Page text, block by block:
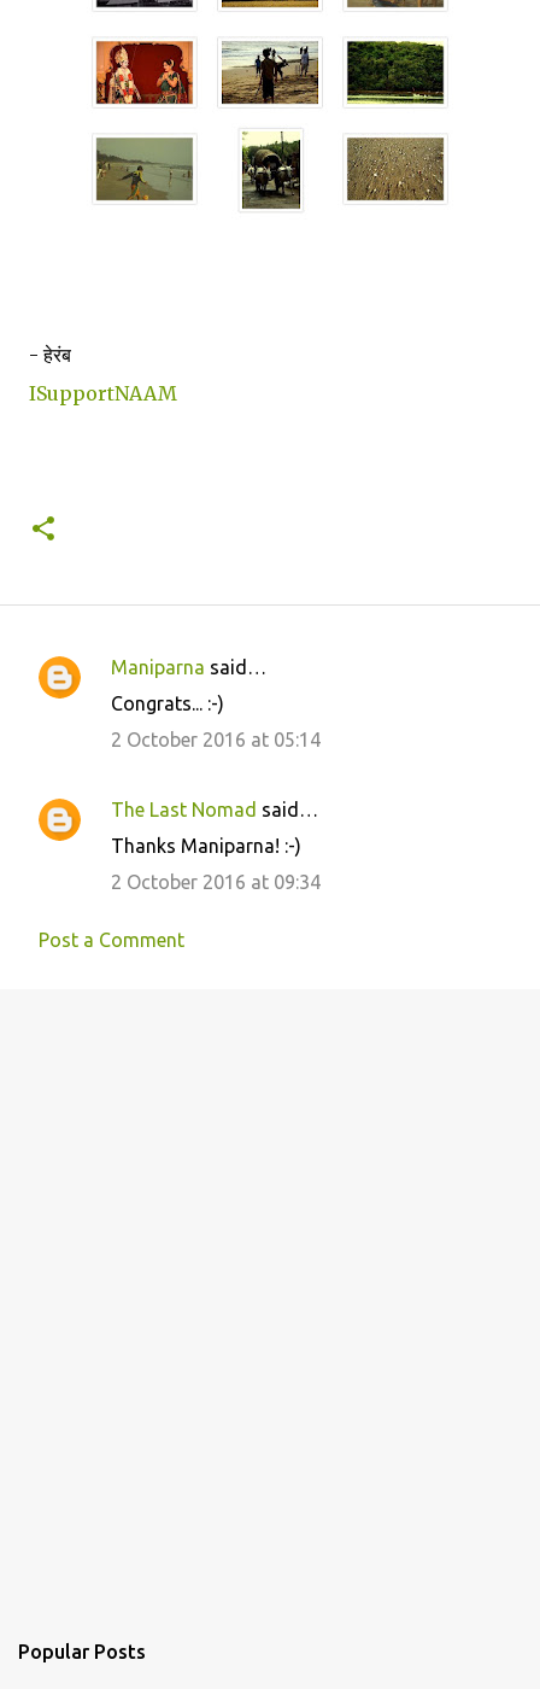
- हेरंब
ISupportNAAM
C
e
Maniparna said…
Congrats... :-)
2 October 2016 at 05:14
The Last Nomad said…
Thanks Maniparna! :-)
2 October 2016 at 09:34
Post a Comment
Popular Posts